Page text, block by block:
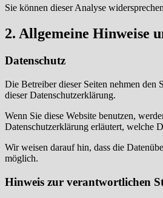
Sie können dieser Analyse
2. Allgemeine Hinweise
Datenschutz
Die Betreiber dieser Seiten nehmen den
dieser Datenschutzerklärung.
Wenn Sie diese Website benutzen,
Datenschutzerklärung erläutert, welche
Wir weisen darauf hin, dass die
möglich.
Hinweis zur verantwortlichen